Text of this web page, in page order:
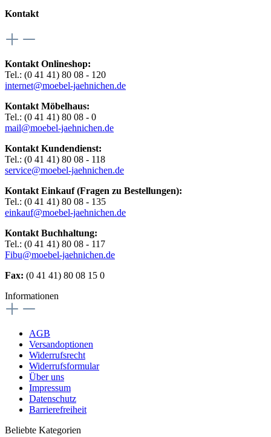
Kontakt
Kontakt Onlineshop:
Tel.: (0 41 41) 80 08 - 120
internet@moebel-jaehnichen.de
Kontakt Möbelhaus:
Tel.: (0 41 41) 80 08 - 0
mail@moebel-jaehnichen.de
Kontakt Kundendienst:
Tel.: (0 41 41) 80 08 - 118
service@moebel-jaehnichen.de
Kontakt Einkauf (Fragen zu Bestellungen):
Tel.: (0 41 41) 80 08 - 135
einkauf@moebel-jaehnichen.de
Kontakt Buchhaltung:
Tel.: (0 41 41) 80 08 - 117
Fibu@moebel-jaehnichen.de
Fax: (0 41 41) 80 08 15 0
Informationen
AGB
Versandoptionen
Widerrufsrecht
Widerrufsformular
Über uns
Impressum
Datenschutz
Barrierefreiheit
Beliebte Kategorien